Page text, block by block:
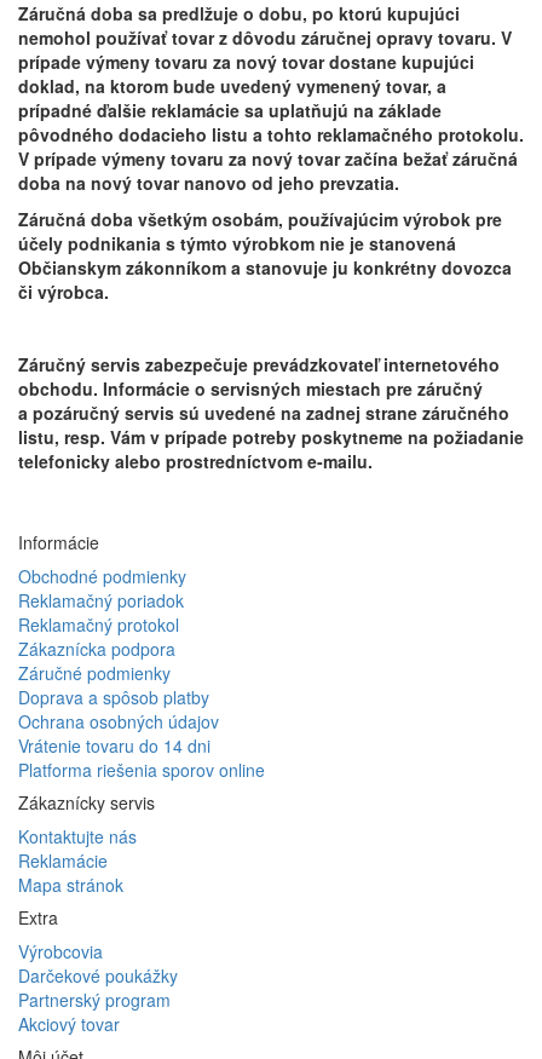
Záručná doba sa predlžuje o dobu, po ktorú kupujúci
nemohol používať tovar z dôvodu záručnej opravy tovaru. V
prípade výmeny tovaru za nový tovar dostane kupujúci
doklad, na ktorom bude uvedený vymenený tovar, a
prípadné ďalšie reklamácie sa uplatňujú na základe
pôvodného dodacieho listu a tohto reklamačného protokolu.
V prípade výmeny tovaru za nový tovar začína bežať záručná
doba na nový tovar nanovo od jeho prevzatia.
Záručná doba všetkým osobám, používajúcim výrobok pre
účely podnikania s týmto výrobkom nie je stanovená
Občianskym zákonníkom a stanovuje ju konkrétny dovozca
či výrobca.
Záručný servis zabezpečuje prevádzkovateľ internetového
obchodu. Informácie o servisných miestach pre záručný
a pozáručný servis sú uvedené na zadnej strane záručného
listu, resp. Vám v prípade potreby poskytneme na požiadanie
telefonicky alebo prostredníctvom e-mailu.
Informácie
Obchodné podmienky
Reklamačný poriadok
Reklamačný protokol
Zákaznícka podpora
Záručné podmienky
Doprava a spôsob platby
Ochrana osobných údajov
Vrátenie tovaru do 14 dni
Platforma riešenia sporov online
Zákaznícky servis
Kontaktujte nás
Reklamácie
Mapa stránok
Extra
Výrobcovia
Darčekové poukážky
Partnerský program
Akciový tovar